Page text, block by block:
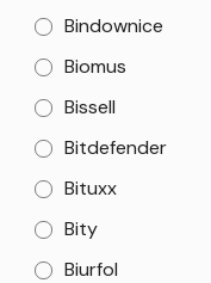
Bindownice
Biomus
Bissell
Bitdefender
Bituxx
Bity
Biurfol